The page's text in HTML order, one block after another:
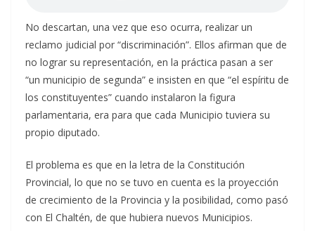
No descartan, una vez que eso ocurra, realizar un
reclamo judicial por “discriminación”. Ellos afirman que de
no lograr su representación, en la práctica pasan a ser
“un municipio de segunda” e insisten en que “el espíritu de
los constituyentes” cuando instalaron la figura
parlamentaria, era para que cada Municipio tuviera su
propio diputado.
El problema es que en la letra de la Constitución
Provincial, lo que no se tuvo en cuenta es la proyección
de crecimiento de la Provincia y la posibilidad, como pasó
con El Chaltén, de que hubiera nuevos Municipios.